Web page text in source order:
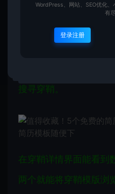
页模版、脚本素材、穿
素材等等，穿鞘模版素
搜寻穿鞘。
在穿鞘详情界面能看到
两个就能将穿鞘模版浏
WordPress、网站、SEO优化
有
登录注册